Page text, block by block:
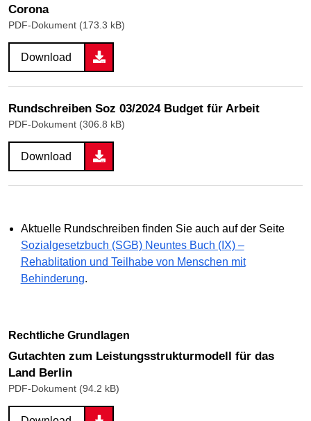
Corona
PDF-Dokument (173.3 kB)
Download
Rundschreiben Soz 03/2024 Budget für Arbeit
PDF-Dokument (306.8 kB)
Download
Aktuelle Rundschreiben finden Sie auch auf der Seite
Sozialgesetzbuch (SGB) Neuntes Buch (IX) –
Rehablitation und Teilhabe von Menschen mit
Behinderung.
Rechtliche Grundlagen
Gutachten zum Leistungsstrukturmodell für das
Land Berlin
PDF-Dokument (94.2 kB)